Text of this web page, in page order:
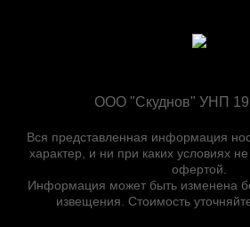
ООО "Скуднов" УНП
Вся представленная информация
характер, и ни при каких условиях
офертой.
Информация может быть изменена
извещения. Стоимость